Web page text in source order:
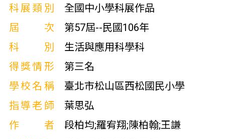
科展類別
全國中小學科展作品
屆次
第57屆--民國106年
科別
生活與應用科學科
得獎情形
第三名
學校名稱
臺北市松山區西松國民小學
指導老師
葉思弘
作者
段柏均;羅宥翔;陳柏翰;王謙